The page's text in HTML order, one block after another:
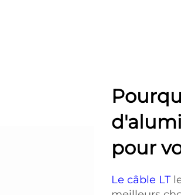
pour
Le câble LT